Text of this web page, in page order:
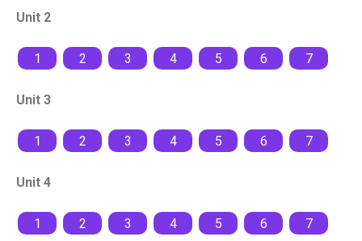
Unit 2
1 2 3 4 5 6 7
Unit 3
1 2 3 4 5 6 7
Unit 4
1 2 3 4 5 6 7